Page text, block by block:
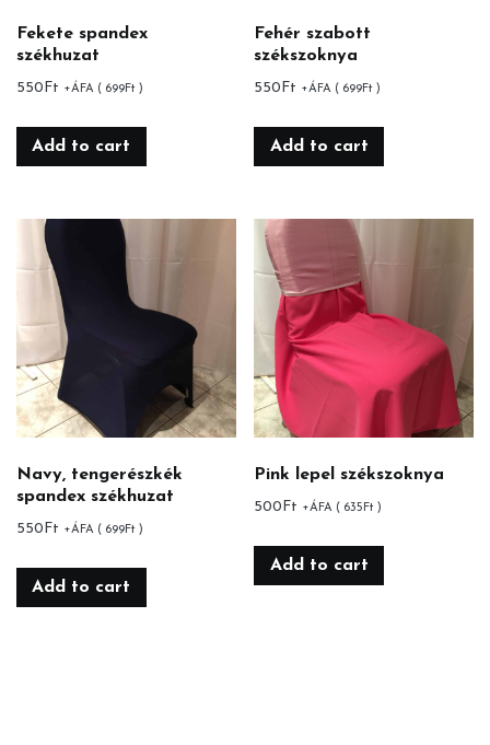
Fekete spandex
székhuzat
550 Ft +ÁFA ( 699Ft )
Add to cart
Fehér szabott
székszoknya
550 Ft +ÁFA ( 699Ft )
Add to cart
Navy, tengerészkék
spandex székhuzat
550 Ft +ÁFA ( 699Ft )
Add to cart
Pink lepel székszoknya
500 Ft +ÁFA ( 635 Ft )
Add to cart